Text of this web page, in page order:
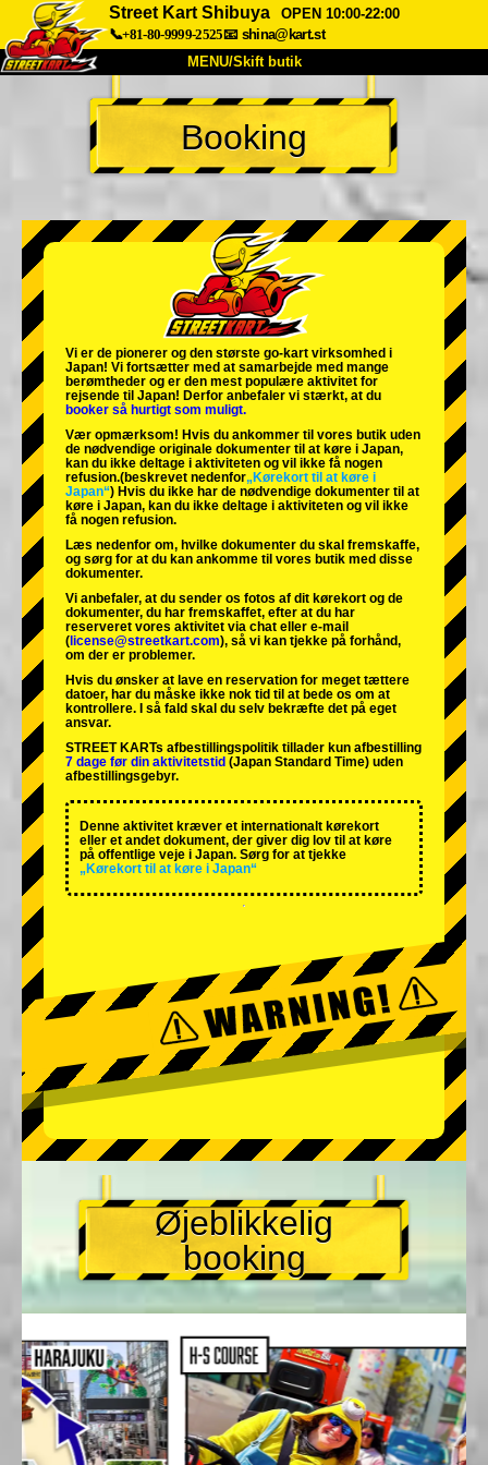
Street Kart Shibuya
OPEN 10:00-22:00
📞+81-80-9999-2525📧 shina@kart.st
MENU/Skift butik
TOP
Om Specifikationer Pris
Virksomhed Booking
Skift butik
Tokyo Shinagawa Tokyo Akihabara#1
Tokyo Akihabara#2
Tokyo Shibuya Annex Tokyo Bay
Tokyo Asakusa Osaka
Okinawa
Booking
Vi er de pionerer og den største go-kart virksomhed i
Japan! Vi fortsætter med at samarbejde med mange
berømtheder og er den mest populære aktivitet for
rejsende til Japan! Derfor anbefaler vi stærkt, at du
booker så hurtigt som muligt.
Vær opmærksom! Hvis du ankommer til vores butik uden
de nødvendige originale dokumenter til at køre i Japan,
kan du ikke deltage i aktiviteten og vil ikke få nogen
refusion.(beskrevet nedenfor„Kørekort til at køre i
Japan“) Hvis du ikke har de nødvendige dokumenter til at
køre i Japan, kan du ikke deltage i aktiviteten og vil ikke
få nogen refusion.
Læs nedenfor om, hvilke dokumenter du skal fremskaffe,
og sørg for at du kan ankomme til vores butik med disse
dokumenter.
Vi anbefaler, at du sender os fotos af dit kørekort og de
dokumenter, du har fremskaffet, efter at du har
reserveret vores aktivitet via chat eller e-mail
( license@streetkart.com), så vi kan tjekke på forhånd,
om der er problemer.
Hvis du ønsker at lave en reservation for meget tættere
datoer, har du måske ikke nok tid til at bede os om at
kontrollere. I så fald skal du selv bekræfte det på eget
ansvar.
STREET KARTs afbestillingspolitik tillader kun afbestilling
7 dage før din aktivitetstid (Japan Standard Time) uden
afbestillingsgebyr.
Denne aktivitet kræver et internationalt kørekort
eller et andet dokument, der giver dig lov til at køre
på offentlige veje i Japan. Sørg for at tjekke
„Kørekort til at køre i Japan“
Øjeblikkelig
booking